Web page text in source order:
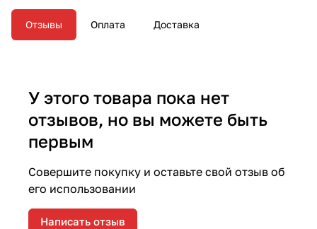
Отзывы Оплата Доставка
У этого товара пока нет
отзывов, но вы можете быть
первым
Совершите покупку и оставьте свой отзыв об
его использовании
Написать отзыв